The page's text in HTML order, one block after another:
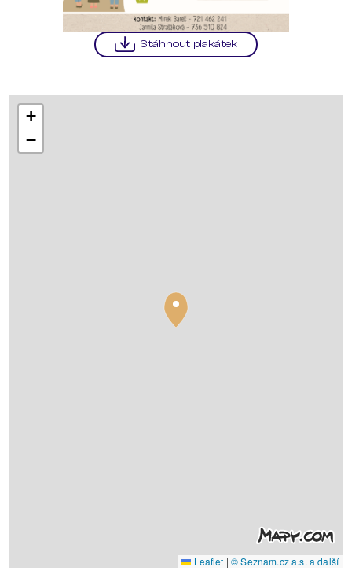
Stáhnout plakátek
+
−
Leaflet | © Seznam.cz a.s. a další